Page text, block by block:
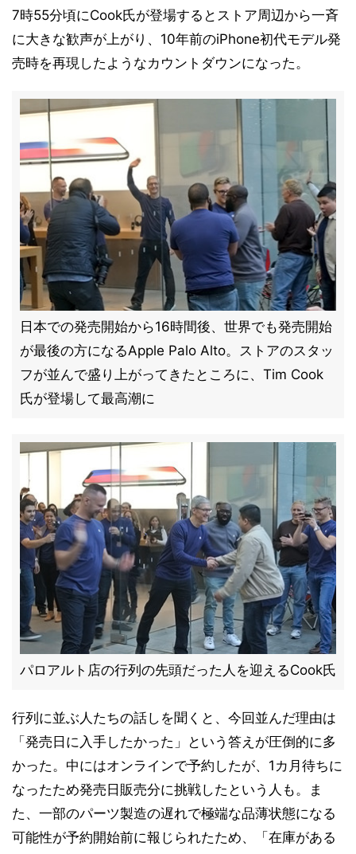
7時55分頃にCook氏が登場するとストア周辺から一斉
に大きな歓声が上がり、10年前のiPhone初代モデル発
売時を再現したようなカウントダウンになった。
日本での発売開始から16時間後、世界でも発売開始
が最後の方になるApple Palo Alto。ストアのスタッ
フが並んで盛り上がってきたところに、Tim Cook
氏が登場して最高潮に
パロアルト店の行列の先頭だった人を迎えるCook氏
行列に並ぶ人たちの話しを聞くと、今回並んだ理由は
「発売日に入手したかった」という答えが圧倒的に多
かった。中にはオンラインで予約したが、1カ月待ちに
なったため発売日販売分に挑戦したという人も。ま
た、一部のパーツ製造の遅れで極端な品薄状態になる
可能性が予約開始前に報じられたため、「在庫がある